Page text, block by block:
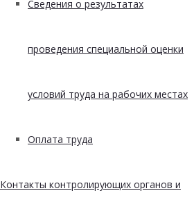
Сведения о результатах
проведения специальной оценки
условий труда на рабочих местах
Оплата труда
Контакты контролирующих органов и